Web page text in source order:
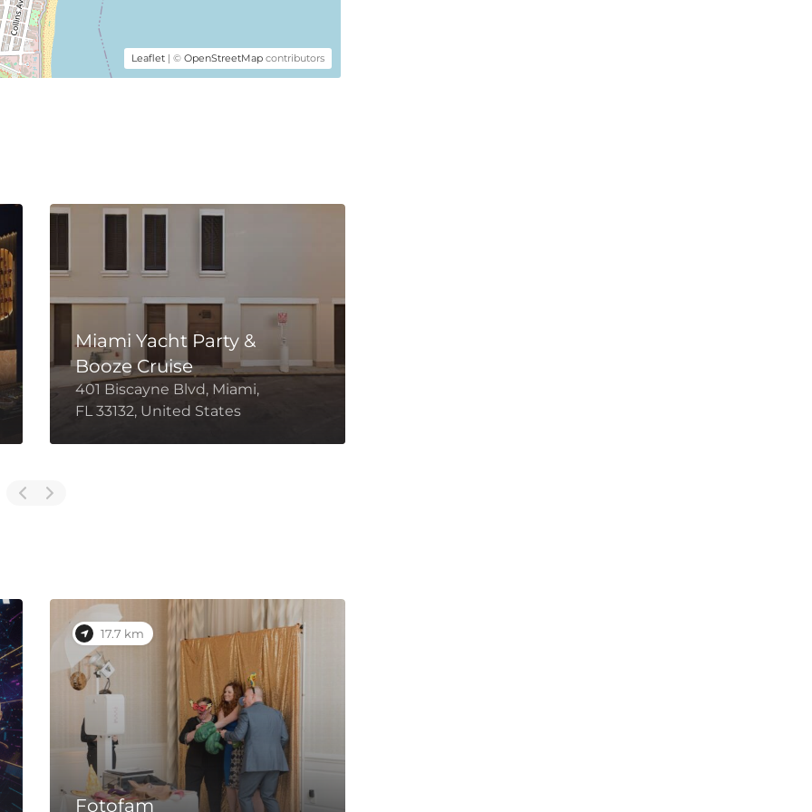
Leaflet| © OpenStreetMapcontributors
Miami Yacht Party &
Booze Cruise
401 Biscayne Blvd, Miami,
FL 33132, United States
17.7 km
Fotofam